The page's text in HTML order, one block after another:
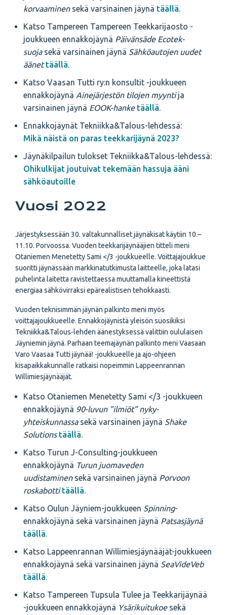
korvaaminensekä varsinainen jäynä täällä.
Katso Tampereen Tampereen Teekkarijaosto -
joukkueen ennakkojäynä Päivänsäde Ecotek-
suojasekä varsinainen jäynä Sähköautojen uudet
äänet täällä.
Katso Vaasan Tutti ry:n konsultit -joukkueen
ennakkojäynä Ainejärjestön tilojen myyntija
varsinainen jäynä EOOK-hanke täällä.
Ennakkojäynät Tekniikka&Talous-lehdessä:
Mikä näistä on paras teekkarijäynä 2023?
Jäynäkilpailun tulokset Tekniikka&Talous-lehdessä:
Ohikulkijat joutuivat tekemään hassuja ääni
sähköautoille
Vuosi 2022
Järjestyksessään 30. valtakunnalliset jäynäkisat käytiin 10.–
11.10. Porvoossa. Vuoden teekkarijäynääjien titteli meni
Otaniemen Menetetty Sami </3 -joukkueelle. Voittajajoukkue
suoritti jäynässään markkinatutkimusta laitteelle, joka latasi
puhelinta laitetta ravistettaessa muuttamalla kineettistä
energiaa sähkövirraksi epärealistisen tehokkaasti.
Vuoden teknisimmän jäynän palkinto meni myös
voittajajoukkueelle. Ennakkojäynistä yleisön suosikiksi
Tekniikka&Talous-lehden äänestyksessä valittiin oululaisen
Jäyniemin jäynä. Parhaan teemajäynän palkinto meni Vaasaan
Varo Vaasaa Tutti jäynää! -joukkueelle ja ajo-ohjeen
kisapaikkakunnalle ratkaisi nopeimmin Lappeenrannan
Willimiesjäynääjät.
Katso Otaniemen Menetetty Sami </3 -joukkueen
ennakkojäynä 90-luvun ”ilmiöt” nyky-
yhteiskunnassasekä varsinainen jäynä Shake
Solutions täällä.
Katso Turun J-Consulting-joukkueen
ennakkojäynä Turun juomaveden
uudistaminensekä varsinainen jäynä Porvoon
roskabotti täällä.
Katso Oulun Jäyniem-joukkueen Spinning-
ennakkojäynä sekä varsinainen jäynä Patsasjäynä
täällä.
Katso Lappeenrannan Willimiesjäynääjät-joukkueen
ennakkojäynä sekä varsinainen jäynä SeaVideVeb
täällä.
Katso Tampereen Tupsula Tulee ja Teekkarijäynää
-joukkueen ennakkojäynä Ysärikuitukoesekä